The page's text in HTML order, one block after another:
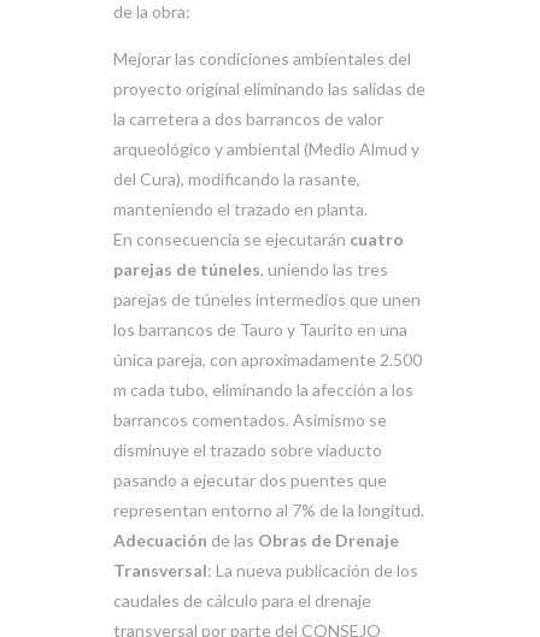
de la obra:
Mejorar las condiciones ambientales del
proyecto original eliminando las salidas de
la carretera a dos barrancos de valor
arqueológico y ambiental (Medio Almud y
del Cura), modificando la rasante,
manteniendo el trazado en planta.
En consecuencia se ejecutarán cuatro
parejas de túneles, uniendo las tres
parejas de túneles intermedios que unen
los barrancos de Tauro y Taurito en una
única pareja, con aproximadamente 2.500
m cada tubo, eliminando la afección a los
barrancos comentados. Asimismo se
disminuye el trazado sobre viaducto
pasando a ejecutar dos puentes que
representan entorno al 7% de la longitud.
Adecuación de las Obras de Drenaje
Transversal: La nueva publicación de los
caudales de cálculo para el drenaje
transversal por parte del CONSEJO